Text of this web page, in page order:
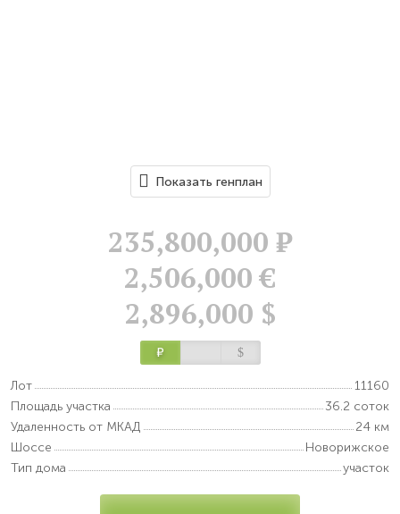
Показать генплан
235,800,000 Р
2,506,000 €
2,896,000 $
Р $
Лот
11160
Площадь участка
36.2 соток
Удаленность от МКАД
24 км
Шоссе
Новорижское
Тип дома
участок